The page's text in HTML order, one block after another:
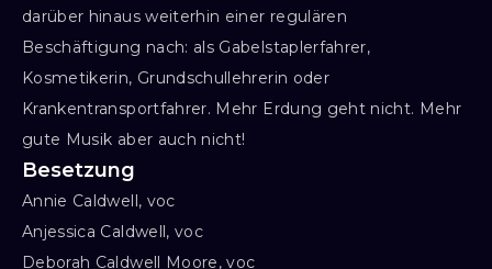
darüber hinaus weiterhin einer regulären
Beschäftigung nach: als Gabelstaplerfahrer,
Kosmetikerin, Grundschullehrerin oder
Krankentransportfahrer. Mehr Erdung geht nicht. Mehr
gute Musik aber auch nicht!
Besetzung
Annie Caldwell, voc
Anjessica Caldwell, voc
Deborah Caldwell Moore, voc